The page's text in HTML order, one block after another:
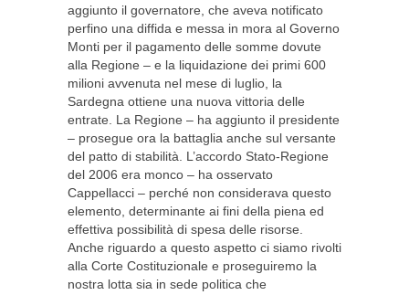
aggiunto il governatore, che aveva notificato
perfino una diffida e messa in mora al Governo
Monti per il pagamento delle somme dovute
alla Regione – e la liquidazione dei primi 600
milioni avvenuta nel mese di luglio, la
Sardegna ottiene una nuova vittoria delle
entrate. La Regione – ha aggiunto il presidente
– prosegue ora la battaglia anche sul versante
del patto di stabilità. L’accordo Stato-Regione
del 2006 era monco – ha osservato
Cappellacci – perché non considerava questo
elemento, determinante ai fini della piena ed
effettiva possibilità di spesa delle risorse.
Anche riguardo a questo aspetto ci siamo rivolti
alla Corte Costituzionale e proseguiremo la
nostra lotta sia in sede politica che